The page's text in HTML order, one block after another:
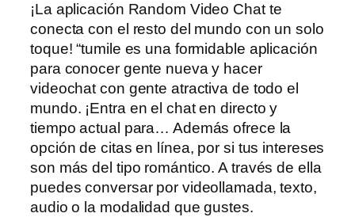
¡La aplicación Random Video Chat te
conecta con el resto del mundo con un solo
toque! “tumile es una formidable aplicación
para conocer gente nueva y hacer
videochat con gente atractiva de todo el
mundo. ¡Entra en el chat en directo y
tiempo actual para… Además ofrece la
opción de citas en línea, por si tus intereses
son más del tipo romántico. A través de ella
puedes conversar por videollamada, texto,
audio o la modalidad que gustes.